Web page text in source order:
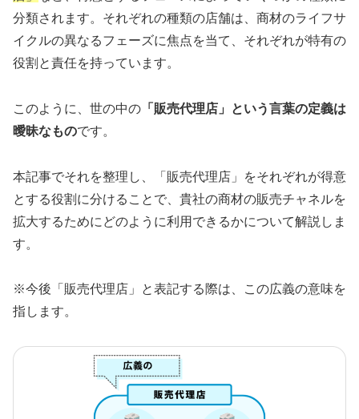
分類されます。それぞれの種類の店舗は、商材のライフサ
イクルの異なるフェーズに焦点を当て、それぞれが特有の
役割と責任を持っています。
このように、世の中の 「販売代理店」という言葉の定義は
曖昧なものです。
本記事でそれを整理し、「販売代理店」をそれぞれが得意
とする役割に分けることで、貴社の商材の販売チャネルを
拡大するためにどのように利用できるかについて解説しま
す。
※今後「販売代理店」と表記する際は、この広義の意味を
指します。